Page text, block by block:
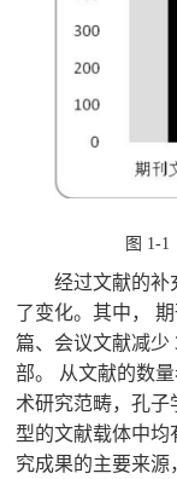
图 1-1
经过文献的补
了变化。其中，
篇、会议文献减少
部。 从文献的数
术研究范畴，孔子
型的文献载体中
究成果的主要来源